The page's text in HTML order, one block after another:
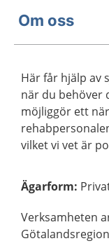
Om oss
Här får hjälp av
när du behöver
möjliggör ett
vilket vi vet är
Ägarform:
Verksamheten